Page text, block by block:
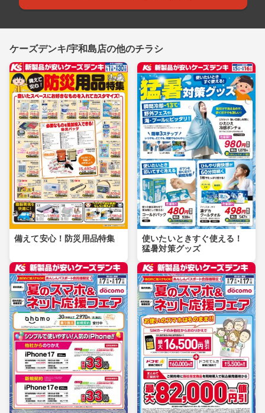
ケーズデンキ/宇和島店の他のチラシ
備えて安心！防災用品特集
使いたいときすぐ使える！
猛暑対策グッズ